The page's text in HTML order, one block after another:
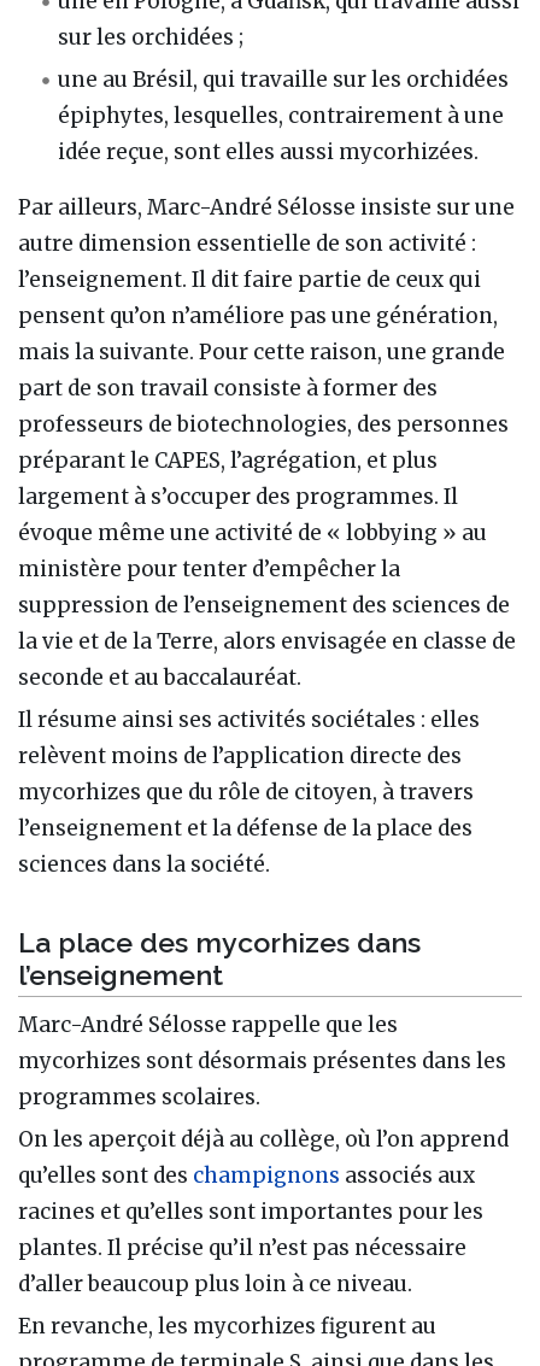
sur les orchidées ;
une au Brésil, qui travaille sur les orchidées
épiphytes, lesquelles, contrairement à une
idée reçue, sont elles aussi mycorhizées.
Par ailleurs, Marc-André Sélosse insiste sur une
autre dimension essentielle de son activité :
l’enseignement. Il dit faire partie de ceux qui
pensent qu’on n’améliore pas une génération,
mais la suivante. Pour cette raison, une grande
part de son travail consiste à former des
professeurs de biotechnologies, des personnes
préparant le CAPES, l’agrégation, et plus
largement à s’occuper des programmes. Il
évoque même une activité de « lobbying » au
ministère pour tenter d’empêcher la
suppression de l’enseignement des sciences de
la vie et de la Terre, alors envisagée en classe de
seconde et au baccalauréat.
Il résume ainsi ses activités sociétales : elles
relèvent moins de l’application directe des
mycorhizes que du rôle de citoyen, à travers
l’enseignement et la défense de la place des
sciences dans la société.
La place des mycorhizes dans
l’enseignement
Marc-André Sélosse rappelle que les
mycorhizes sont désormais présentes dans les
programmes scolaires.
On les aperçoit déjà au collège, où l’on apprend
qu’elles sont des champignons associés aux
racines et qu’elles sont importantes pour les
plantes. Il précise qu’il n’est pas nécessaire
d’aller beaucoup plus loin à ce niveau.
En revanche, les mycorhizes figurent au